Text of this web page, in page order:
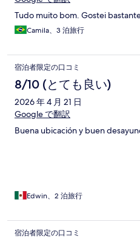
した。同じ部屋に宿泊される方
のがの良いと思います。また、
で、子どもたちの声も聞こえま
になりませんでした。） 良かっ
毎日お水をもらうことができま
り、わざわざ持っていったドラ
ャワーの水量は気持ち弱めです
きて快適でした。バスタブはな
ラスで仕切られており、洗面所
たです。 【その他設備】 ポット
Tudo muito bom. Gostei
Camila、3 泊旅行
宿泊者限定の口コミ
8/10 (とても良い)
2026 年 4 月 21 日
Google で翻訳
Buena ubicación y buen
Edwin、2 泊旅行
宿泊者限定の口コミ